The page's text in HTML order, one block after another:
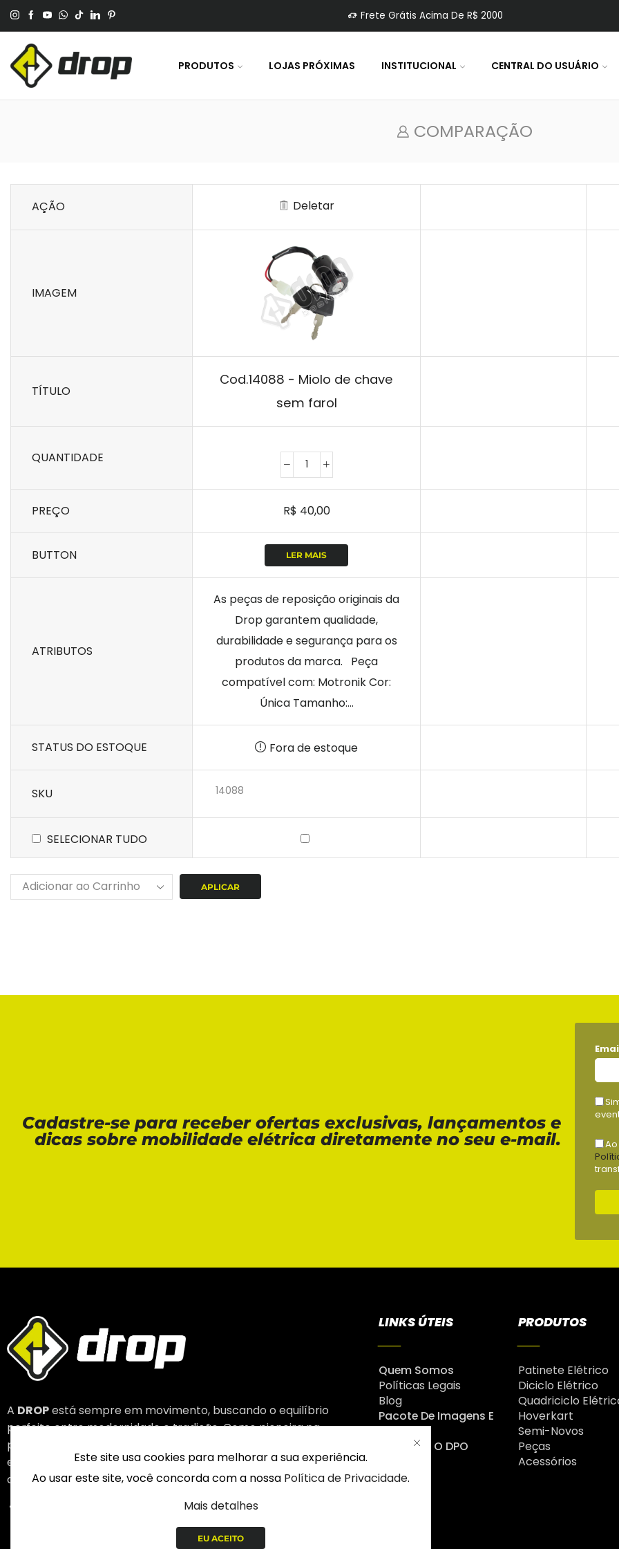
No Pagamento Por PIX Ou Boleto. Frete Grátis Acima De R$ 2000
PRODUTOS LOJAS PRÓXIMAS INSTITUCIONAL CENTRAL DO USUÁRIO
COMPARAÇÃO
AÇÃO Deletar
IMAGEM
TÍTULO
Cod.14088 - Miolo de chave
sem farol
QUANTIDADE
PREÇO R$ 40,00
BUTTON LER MAIS
ATRIBUTOS
As peças de reposição originais da
Drop garantem qualidade,
durabilidade e segurança para os
produtos da marca. Peça
compatível com: Motronik Cor:
Única Tamanho:...
STATUS DO ESTOQUE Fora de estoque
SKU 14088
SELECIONAR TUDO
APLICAR
Cadastre-se para receber ofertas exclusivas, lançamentos e
dicas sobre mobilidade elétrica diretamente no seu e-mail.
A DROPestá sempre em movimento, buscando o equilíbrio
perfeito entre modernidade e tradição. Como pioneira na
produção nacional de veículos elétricos, nossa missão é
entregar inovação com confiança, reforçando nosso
compromisso como líderes em mobilidade elétrica.
LINKS ÚTEIS
Quem Somos
Políticas Legais
Blog
Pacote De Imagens E
Vídeos
Fale Com O DPO
PRODUTOS
Patinete Elétrico
Diciclo Elétrico
Quadriciclo
Hoverkart
Semi-Novos
Peças
Acessórios
Este site usa cookies para melhorar a sua experiência.
Ao usar este site, você concorda com a nossa Política de Privacidade.
Mais detalhes
EU ACEITO